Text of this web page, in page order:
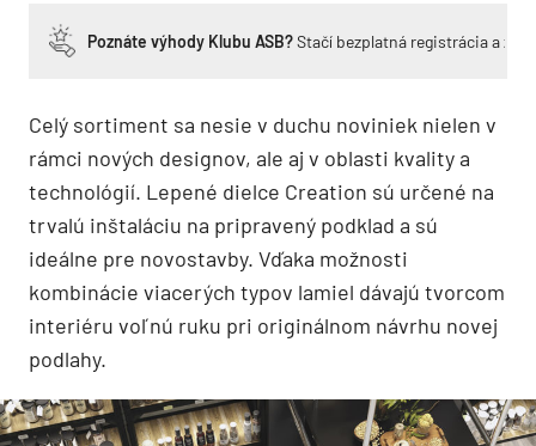
Poznáte výhody Klubu ASB?Stačí bezplatná registrácia a
Celý sortiment sa nesie v duchu noviniek nielen v
rámci nových designov, ale aj v oblasti kvality a
technológií. Lepené dielce Creation sú určené na
trvalú inštaláciu na pripravený podklad a sú
ideálne pre novostavby. Vďaka možnosti
kombinácie viacerých typov lamiel dávajú tvorcom
interiéru voľnú ruku pri originálnom návrhu novej
podlahy.